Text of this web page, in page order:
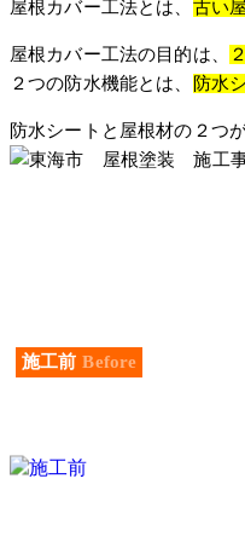
屋根カバー工法とは、 古い
屋根カバー工法の目的は、
２つの防水機能とは、
防水
防水シートと屋根材の２つ
施工前 Before